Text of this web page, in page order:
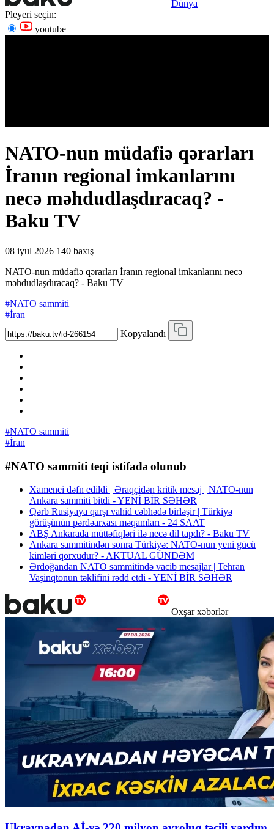
Dünya
Pleyeri seçin:
youtube
NATO-nun müdafiə qərarları
İranın regional imkanlarını
necə məhdudlaşdıracaq? -
Baku TV
08 iyul 2026 140 baxış
NATO-nun müdafiə qərarları İranın regional imkanlarını necə
məhdudlaşdıracaq? - Baku TV
#NATO sammiti
#İran
Kopyalandı
#NATO sammiti
#İran
#NATO sammiti teqi istifadə olunub
Xamenei dəfn edildi | Əraqçidən kritik mesaj | NATO-nun
Ankara sammiti bitdi - YENİ BİR SƏHƏR
Qərb Rusiyaya qarşı vahid cəbhədə birləşir | Türkiyə
görüşünün pərdəarxası məqamları - 24 SAAT
ABŞ Ankarada müttəfiqləri ilə necə dil tapdı? - Baku TV
Ankara sammitindən sonra Türkiyə: NATO-nun yeni gücü
kimləri qorxudur? - AKTUAL GÜNDƏM
Ərdoğandan NATO sammitində vacib mesajlar | Tehran
Vaşinqtonun təklifini rədd etdi - YENİ BİR SƏHƏR
Oxşar xəbərlər